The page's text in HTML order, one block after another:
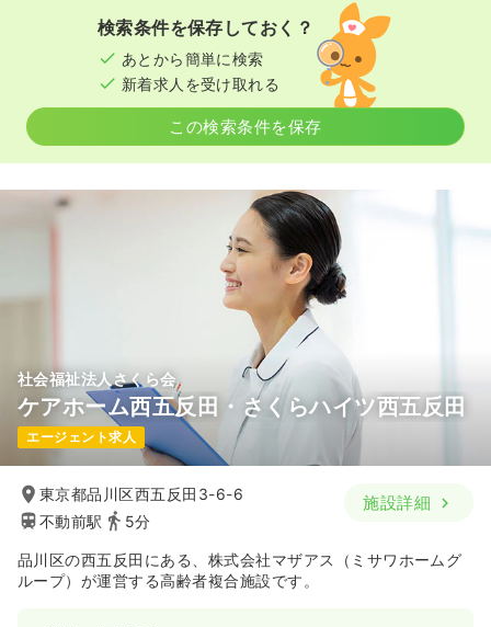
検索条件を保存しておく？
あとから簡単に検索
新着求人を受け取れる
この検索条件を保存
社会福祉法人さくら会
ケアホーム西五反田・さくらハイツ西五反田
エージェント求人
東京都品川区西五反田3-6-6
不動前駅
5分
施設詳細
品川区の西五反田にある、株式会社マザアス（ミサワホームグ
ループ）が運営する高齢者複合施設です。